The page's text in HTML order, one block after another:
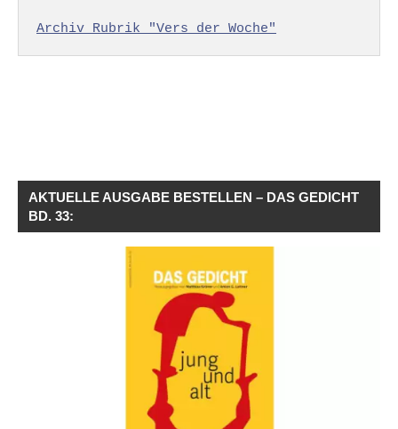
Archiv Rubrik "Vers der Woche"
AKTUELLE AUSGABE BESTELLEN – DAS GEDICHT
BD. 33: